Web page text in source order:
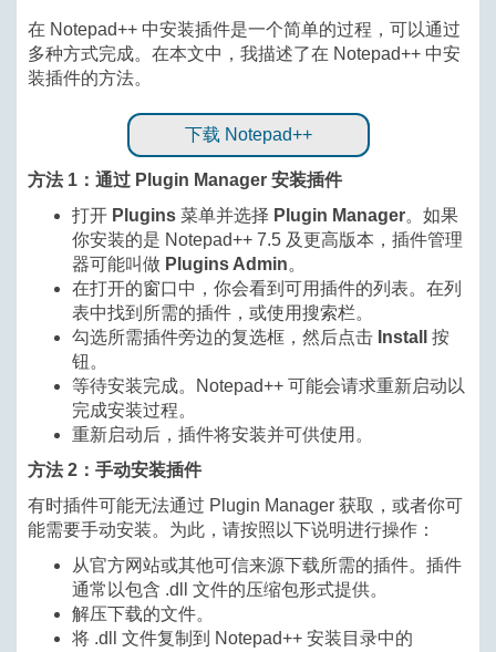
在 Notepad++ 中安装插件是一个简单的过程，可以通过
多种方式完成。在本文中，我描述了在 Notepad++ 中安
装插件的方法。
下载 Notepad++
方法 1：通过 Plugin Manager 安装插件
打开 Plugins 菜单并选择 Plugin Manager。如果
你安装的是 Notepad++ 7.5 及更高版本，插件管理
器可能叫做 Plugins Admin。
在打开的窗口中，你会看到可用插件的列表。在列
表中找到所需的插件，或使用搜索栏。
勾选所需插件旁边的复选框，然后点击 Install
按
钮。
等待安装完成。Notepad++ 可能会请求重新启动以
完成安装过程。
重新启动后，插件将安装并可供使用。
方法 2：手动安装插件
有时插件可能无法通过 Plugin Manager 获取，或者你可
能需要手动安装。为此，请按照以下说明进行操作：
从官方网站或其他可信来源下载所需的插件。插件
通常以包含 .dll 文件的压缩包形式提供。
解压下载的文件。
将 .dll 文件复制到 Notepad++ 安装目录中的